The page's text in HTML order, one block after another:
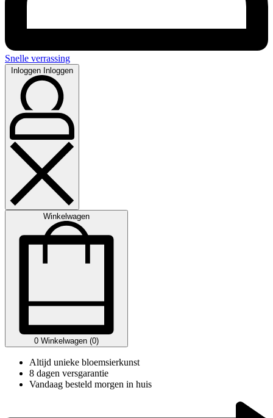
Snelle verrassing
Inloggen Inloggen
Winkelwagen
0 Winkelwagen (0)
Altijd unieke bloemsierkunst
8 dagen versgarantie
Vandaag besteld morgen in huis